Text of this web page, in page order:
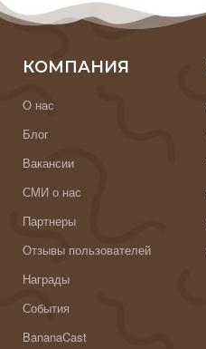
КОМПАНИЯ
О нас
Блог
Вакансии
СМИ о нас
Партнеры
Отзывы пользователей
Награды
События
BananaCast